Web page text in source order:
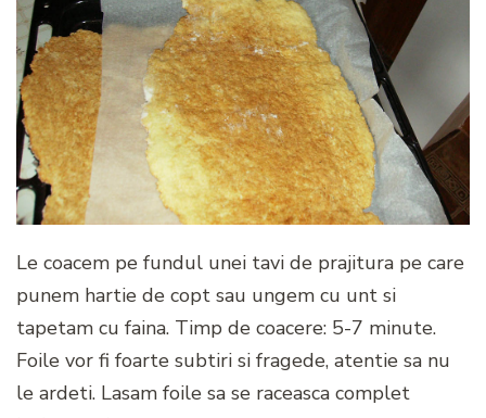
Le coacem pe fundul unei tavi de prajitura pe care
punem hartie de copt sau ungem cu unt si
tapetam cu faina. Timp de coacere: 5-7 minute.
Foile vor fi foarte subtiri si fragede, atentie sa nu
le ardeti. Lasam foile sa se raceasca complet